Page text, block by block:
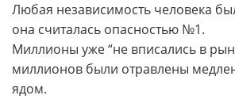
Любая независимость человека
она считалась опасностью №1.
Миллионы уже “не вписались в
миллионов были отравлены
ядом.